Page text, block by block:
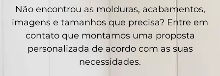
Não encontrou as molduras, acabamentos,
imagens e tamanhos que precisa? Entre em
contato que montamos uma proposta
personalizada de acordo com as suas
necessidades.